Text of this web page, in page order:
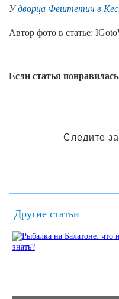
Удворца Фештетич в
Автор фото в статье:
Если статья
Следите
Другие статьи